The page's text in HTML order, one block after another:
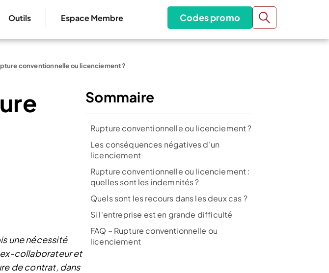
Outils Espace Membre Codes promo
conventionnelle ou licenciement ?
une nécessité
ex-collaborateur et
de contrat, dans
Sommaire
Rupture conventionnelle ou licenciement ?
Les conséquences négatives d'un
licenciement
Rupture conventionnelle ou licenciement :
quelles sont les indemnités ?
Quels sont les recours dans les deux cas ?
Si l'entreprise est en grande difficulté
FAQ – Rupture conventionnelle ou
licenciement